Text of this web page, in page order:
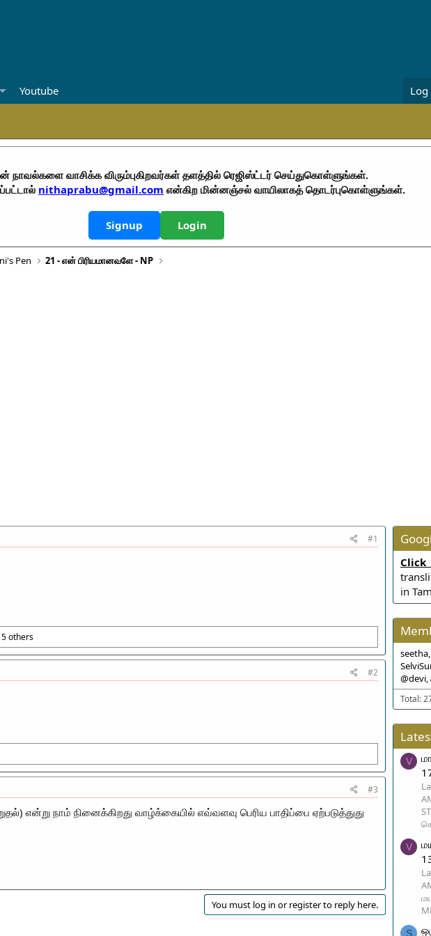
Youtube Log
நாவல்களை வாசிக்க விரும்புகிறவர்கள் தளத்தில் ரெஜிஸ்ட்டர் செய்துகொள்ளுங்கள்.
nithaprabu@gmail.com என்கிற மின்னஞ்சல் வாயிலாகத் தொடர்புகொள்ளுங்கள்.
Signup Login
Pen 21 - என் பிரியமானவளே - NP
#1
others
#2
#3
என்று நாம் நினைக்கிறது வாழ்க்கையில் எவ்வளவு பெரிய பாதிப்பை ஏற்படுத்துது
You must log in or register to reply here.
in
seetha
@devi
Total:
V
V
S